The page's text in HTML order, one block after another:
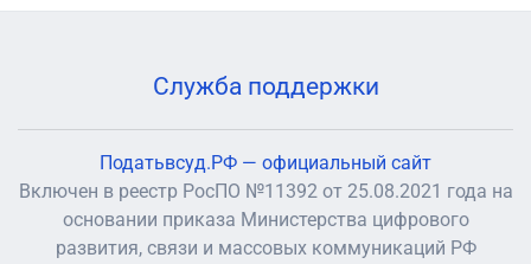
Служба поддержки
Податьвсуд.РФ — официальный сайт
Включен в реестр РосПО №11392 от 25.08.2021 года на
основании приказа Министерства цифрового
развития, связи и массовых коммуникаций РФ